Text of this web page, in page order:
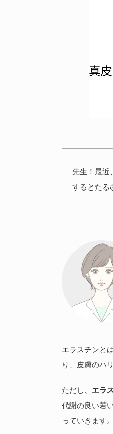
先生！最近
するとたる
エラスチンと
り、皮膚のハ
ただし、 エラ
代謝の良い若
っていきます。